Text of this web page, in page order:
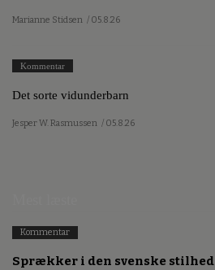
Marianne Stidsen / 05.8.26
Kommentar
Det sorte vidunderbarn
Jesper W. Rasmussen / 05.8.26
Kommentar
Sprækker i den svenske stilhed